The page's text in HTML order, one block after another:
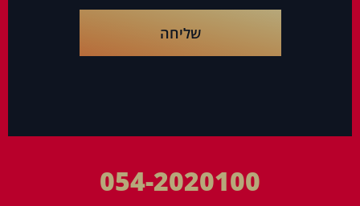
שליחה
054-2020100